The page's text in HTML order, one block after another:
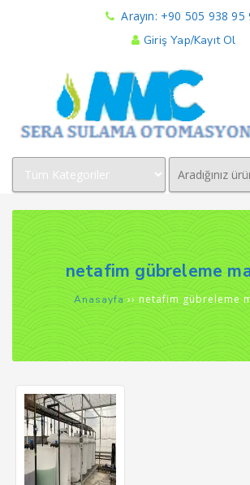
Arayın: +90 505 938 95
Giriş Yap/Kayıt Ol
netafim gübreleme
Anasayfa ›› netafim gübreleme